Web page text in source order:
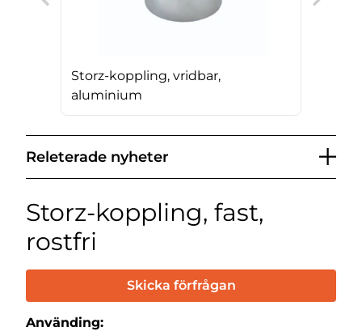
Storz-koppling, vridbar,
aluminium
Releterade nyheter
Storz-koppling, fast,
rostfri
Skicka förfrågan
Använding: